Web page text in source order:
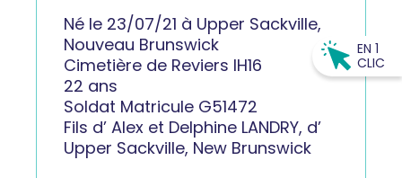
Né le 23/07/21 à Upper Sackville,
Nouveau Brunswick
Cimetière de Reviers IH16
22 ans
Soldat Matricule G51472
Fils d’ Alex et Delphine LANDRY, d’
Upper Sackville, New Brunswick
EN 1
CLIC